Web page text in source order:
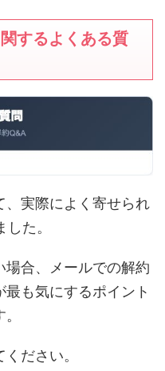
するよくある質
、実際によく寄せられ
た。
場合、メールでの解約
も気にするポイント
ださい。